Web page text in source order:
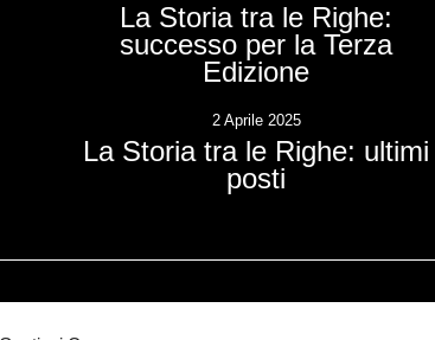
La Storia tra le Righe:
successo per la Terza
Edizione
2 Aprile 2025
La Storia tra le Righe: ultimi
posti